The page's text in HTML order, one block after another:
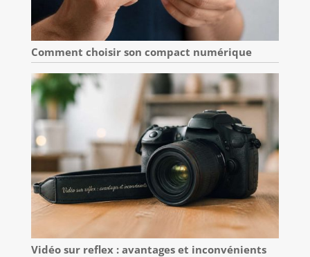
Comment choisir son compact numérique
Vidéo sur reflex : avantages et inconvénients